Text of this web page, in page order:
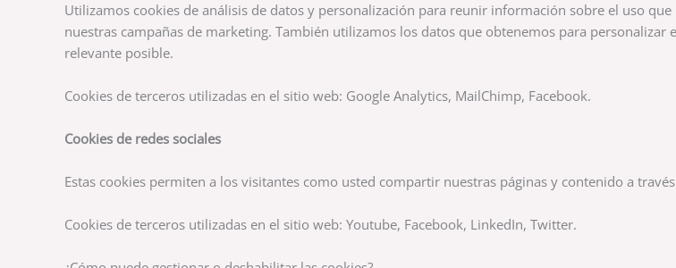
Utilizamos cookies de análisis de datos y personalización para reunir información sobre el uso
nuestras campañas de marketing. También utilizamos los datos que obtenemos para
relevante posible.
Cookies de terceros utilizadas en el sitio web: Google Analytics, MailChimp, Facebook.
Cookies de redes sociales
Estas cookies permiten a los visitantes como usted compartir nuestras páginas y contenido a
Cookies de terceros utilizadas en el sitio web: Youtube, Facebook, LinkedIn, Twitter.